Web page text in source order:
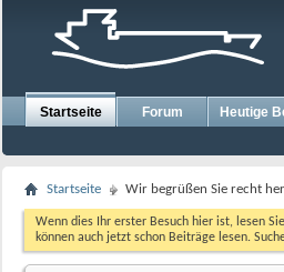
Startseite Forum Heutige
Startseite Wir begrüßen Sie recht
Wenn dies Ihr erster Besuch hier ist, lesen
können auch jetzt schon Beiträge lesen.